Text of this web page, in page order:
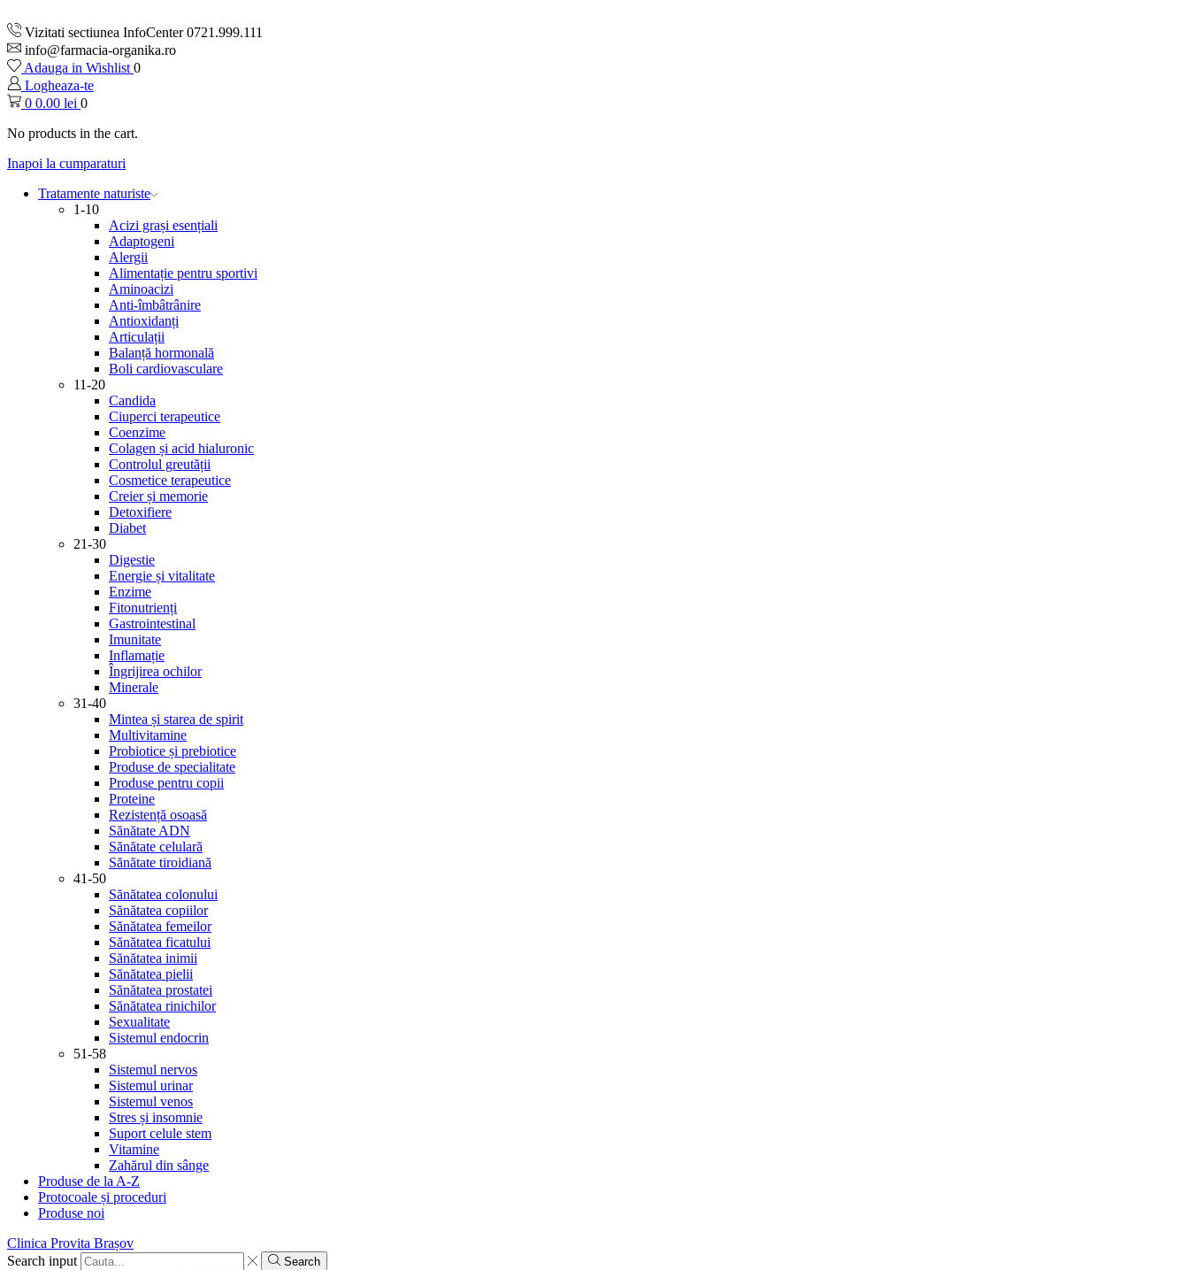
Vizitati sectiunea InfoCenter 0721.999.111
info@farmacia-organika.ro
Adauga in Wishlist 0
Logheaza-te
0 0.00 lei 0
No products in the cart.
Inapoi la cumparaturi
Tratamente naturiste
1-10
Acizi grași esențiali
Adaptogeni
Alergii
Alimentație pentru sportivi
Aminoacizi
Anti-îmbâtrânire
Antioxidanți
Articulații
Balanță hormonală
Boli cardiovasculare
11-20
Candida
Ciuperci terapeutice
Coenzime
Colagen și acid hialuronic
Controlul greutății
Cosmetice terapeutice
Creier și memorie
Detoxifiere
Diabet
21-30
Digestie
Energie și vitalitate
Enzime
Fitonutrienți
Gastrointestinal
Imunitate
Inflamație
Îngrijirea ochilor
Minerale
31-40
Mintea și starea de spirit
Multivitamine
Probiotice și prebiotice
Produse de specialitate
Produse pentru copii
Proteine
Rezistență osoasă
Sănătate ADN
Sănătate celulară
Sănătate tiroidiană
41-50
Sănătatea colonului
Sănătatea copiilor
Sănătatea femeilor
Sănătatea ficatului
Sănătatea inimii
Sănătatea pielii
Sănătatea prostatei
Sănătatea rinichilor
Sexualitate
Sistemul endocrin
51-58
Sistemul nervos
Sistemul urinar
Sistemul venos
Stres și insomnie
Suport celule stem
Vitamine
Zahărul din sânge
Produse de la A-Z
Protocoale și proceduri
Produse noi
Clinica Provita Brașov
Search input
Search